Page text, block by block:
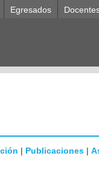
Egresados
| Publicaciones |